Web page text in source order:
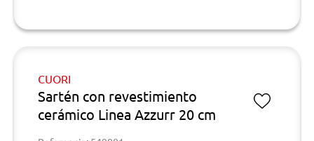
CUORI
Sartén con revestimiento
cerámico Linea Azzurr 20 cm